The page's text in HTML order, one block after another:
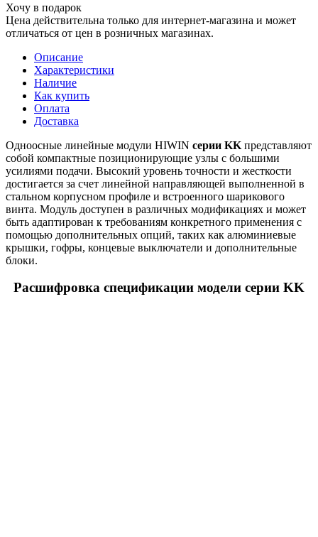
Хочу в подарок
Цена действительна только для интернет-магазина и может
отличаться от цен в розничных магазинах.
Описание
Характеристики
Наличие
Как купить
Оплата
Доставка
Одноосные линейные модули HIWIN серии KK представляют
собой компактные позиционирующие узлы с большими
усилиями подачи. Высокий уровень точности и жесткости
достигается за счет линейной направляющей выполненной в
стальном корпусном профиле и встроенного шарикового
винта. Модуль доступен в различных модификациях и может
быть адаптирован к требованиям конкретного применения с
помощью дополнительных опций, таких как алюминиевые
крышки, гофры, концевые выключатели и дополнительные
блоки.
Расшифровка спецификации модели серии KK